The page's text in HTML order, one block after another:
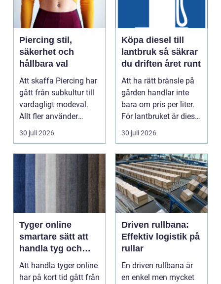
Piercing stil,
säkerhet och
hållbara val
Att skaffa Piercing har
gått från subkultur till
vardagligt modeval.
Allt fler använder
piercade smy...
30 juli 2026
Köpa diesel till
lantbruk så säkrar
du driften året runt
Att ha rätt bränsle på
gården handlar inte
bara om pris per liter.
För lantbruket är diesel
en förut...
30 juli 2026
Tyger online
smartare sätt att
handla tyg och
hemtextil
Att handla tyger online
har på kort tid gått från
Driven rullbana:
Effektiv logistik på
rullar
En driven rullbana är
en enkel men mycket